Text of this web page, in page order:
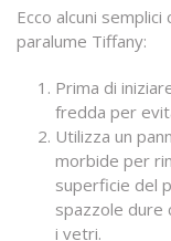
Ecco alcuni
paralume Tiffany:
Prima di
fredda per
Utilizza un
morbide per
superficie del
spazzole dure
i vetri.